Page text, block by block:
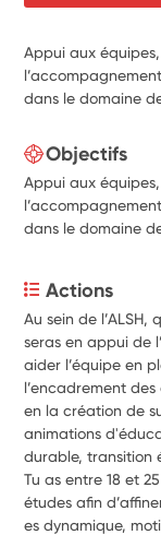
Appui aux
dans le domaine
Objectifs
Appui aux
dans le domaine
Actions
Au sein de
seras en appui de
aider l’équipe en
l’encadrement
en la création de
animations
Tu as entre 18 et
études afin
es dynamique,